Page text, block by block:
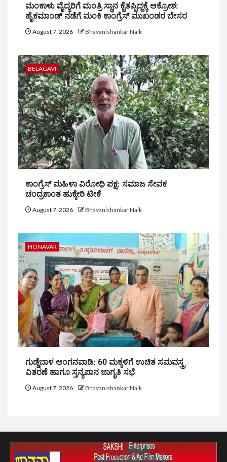
ಮಂಕಾಳು ವೈದ್ಯರಿಗೆ ಮಂತ್ರಿ ಸ್ಥಾನ ಕೈತಪ್ಪಿದ್ದಕ್ಕೆ ಆಕ್ರೋಶ:
ಹೈಕಮಾಂಡ್ ನಡೆಗೆ ಮಂಕಿ ಕಾಂಗ್ರೆಸ್ ಮುಖಂಡರ ಬೇಸರ
August 7, 2026 Bhavanishankar Naik
BELAGAVI
ಕಾಂಗ್ರೆಸ್ ಮಹಿಳಾ ವಿರೋಧಿ ಪಕ್ಷ: ಸಮಾಜ ಸೇವಕ
ಚಂದ್ರಕಾಂತ ಹುಕ್ಕೇರಿ ಟೀಕೆ
August 7, 2026 Bhavanishankar Naik
HONAVAR
ಗುಡ್ಡೆಬಾಳ ಅಂಗನವಾಡಿ: 60 ಮಕ್ಕಳಿಗೆ ಉಚಿತ ಸಮವಸ್ತ್ರ
ವಿತರಣೆ ಹಾಗೂ ಸ್ತನ್ಯಪಾನ ಜಾಗೃತಿ ಸಭೆ
August 7, 2026 Bhavanishankar Naik